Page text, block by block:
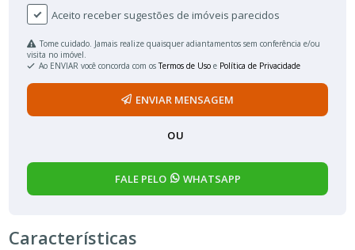
Aceito receber sugestões de imóveis parecidos
Tome cuidado. Jamais realize quaisquer adiantamentos sem conferência e/ou
visita no imóvel.
Ao ENVIAR você concorda com osTermos de Uso e Política de Privacidade
ENVIAR MENSAGEM
OU
FALE PELO WHATSAPP
Características